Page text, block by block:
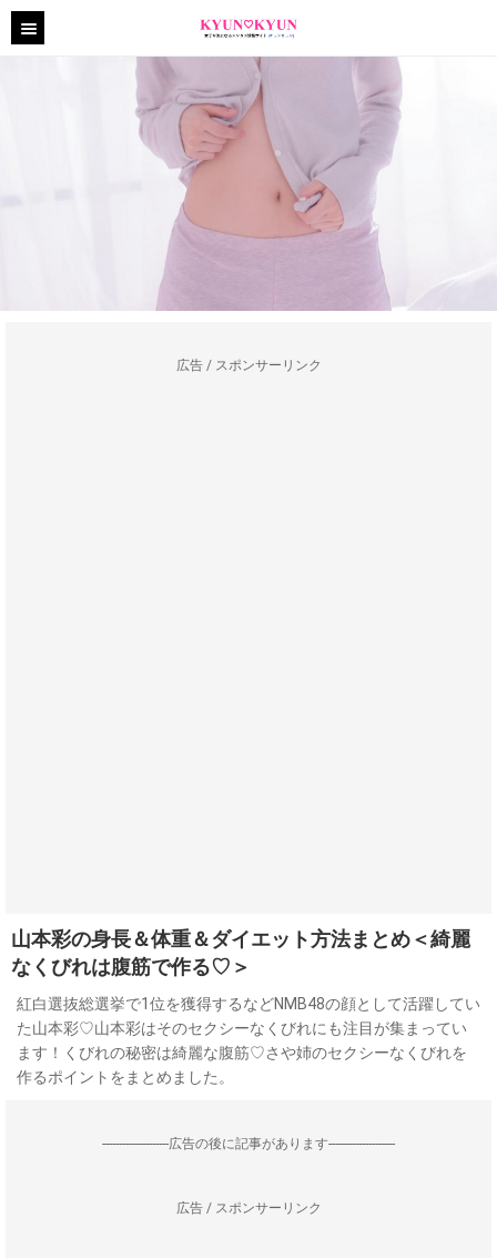
広告 / スポンサーリンク
山本彩の身長＆体重＆ダイエット方法まとめ＜綺麗
なくびれは腹筋で作る♡＞
紅白選抜総選挙で1位を獲得するなどNMB48の顔として活躍してい
た山本彩♡山本彩はそのセクシーなくびれにも注目が集まってい
ます！くびれの秘密は綺麗な腹筋♡さや姉のセクシーなくびれを
作るポイントをまとめました。
--------------------広告の後に記事があります--------------------
広告 / スポンサーリンク